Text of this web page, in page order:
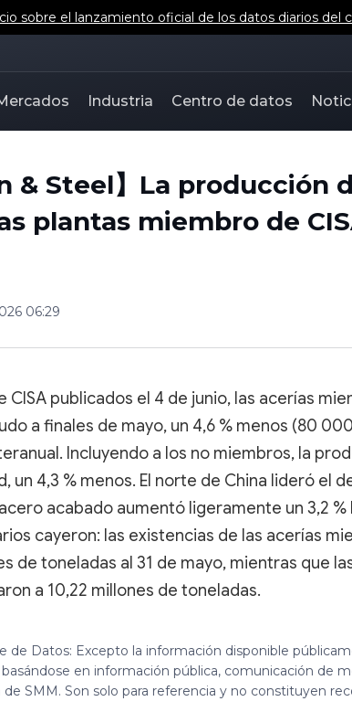
sobre el lanzamiento oficial de los datos diarios
Industria Centro de datos
& Steel】La producción
plantas miembro de
06:29
CISA publicados el 4 de junio, las acerías
a finales de mayo, un 4,6 % menos (80
Incluyendo a los no miembros, la
un 4,3 % menos. El norte de China lideró el
acabado aumentó ligeramente un 3,2
cayeron: las existencias de las acerías
de toneladas al 31 de mayo, mientras que
a 10,22 millones de toneladas.
de Datos: Excepto la información disponible
en información pública, comunicación de
SMM. Son solo para referencia y no constituyen